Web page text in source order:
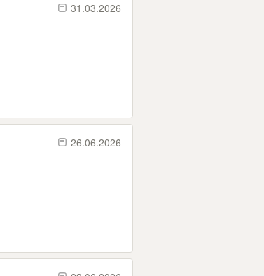
31.03.2026
26.06.2026